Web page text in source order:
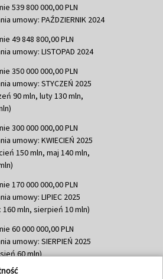
539 800 000,00 PLN
umowy: PAŹDZIERNIK 2024
49 848 800,00 PLN
umowy: LISTOPAD 2024
350 000 000,00 PLN
umowy: STYCZEŃ 2025
90 mln, luty 130 mln,
300 000 000,00 PLN
umowy: KWIECIEŃ 2025
150 mln, maj 140 mln,
170 000 000,00 PLN
umowy: LIPIEC 2025
mln, sierpień 10 mln)
60 000 000,00 PLN
umowy: SIERPIEŃ 2025
60 mln)
635 783 051,21 PLN